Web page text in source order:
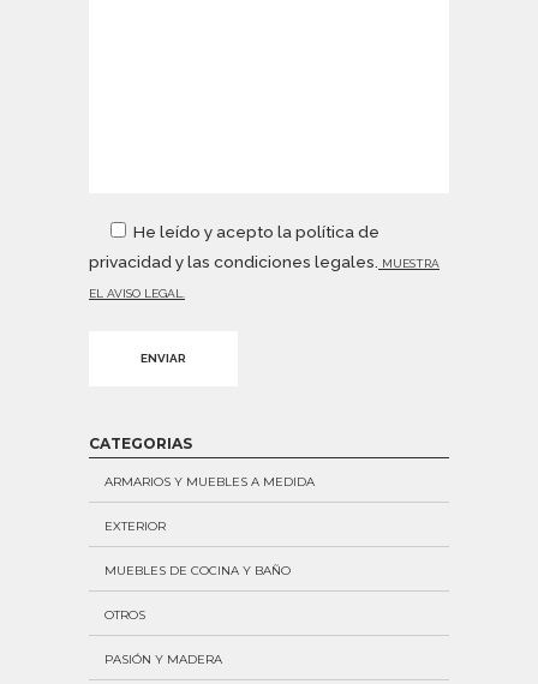
He leído y acepto la política de
privacidad y las condiciones legales.
MUESTRA
EL AVISO LEGAL.
CATEGORIAS
ARMARIOS Y MUEBLES A MEDIDA
EXTERIOR
MUEBLES DE COCINA Y BAÑO
OTROS
PASIÓN Y MADERA